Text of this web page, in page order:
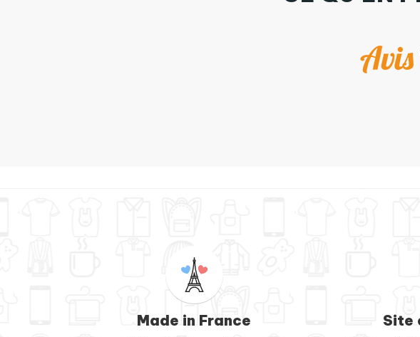
Made in France Site